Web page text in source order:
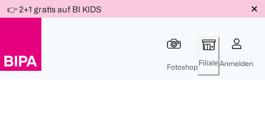
Für
Für
Für
Weiter
zum
👉 2+1 gratis auf BI KIDS
Fotoshop Filiale Anmelden